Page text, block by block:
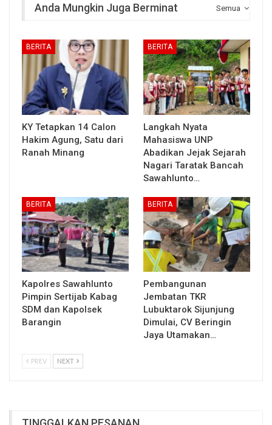
Semua
Anda Mungkin Juga Berminat
BERITA
KY Tetapkan 14 Calon
Hakim Agung, Satu dari
Ranah Minang
BERITA
Langkah Nyata
Mahasiswa UNP
Abadikan Jejak Sejarah
Nagari Taratak Bancah
Sawahlunto…
BERITA
Kapolres Sawahlunto
Pimpin Sertijab Kabag
SDM dan Kapolsek
Barangin
BERITA
Pembangunan
Jembatan TKR
Lubuktarok Sijunjung
Dimulai, CV Beringin
Jaya Utamakan…
PREV NEXT